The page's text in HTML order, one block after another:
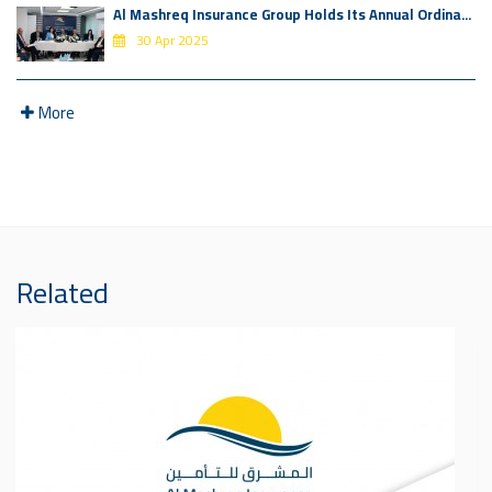
Al Mashreq Insurance Group Holds Its Annual Ordina...
30 Apr 2025
More
Related